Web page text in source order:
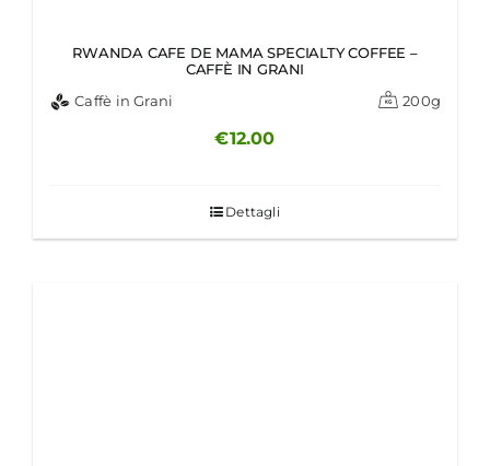
RWANDA CAFE DE MAMA SPECIALTY COFFEE –
CAFFÈ IN GRANI
Caffè in Grani
200g
€12.00
Dettagli